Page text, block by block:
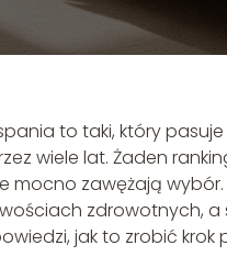
to taki, który
wiele lat. Żaden
mocno zawężają
zdrowotnych, a
jak to zrobić